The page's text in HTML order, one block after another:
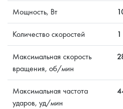
Мощность, Вт
Количество скоростей 1
Максимальная скорость
вращения, об/мин
Максимальная частота
ударов, уд/мин